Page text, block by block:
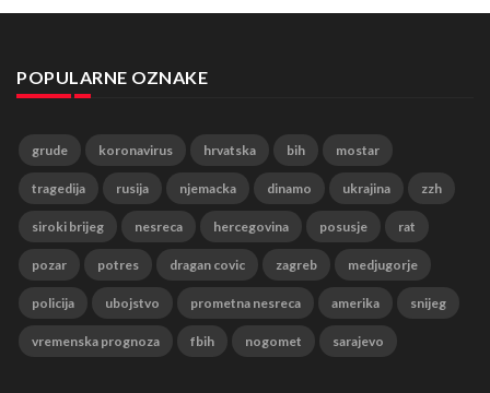
POPULARNE OZNAKE
grude koronavirus hrvatska bih mostar
tragedija rusija njemacka dinamo ukrajina zzh
siroki brijeg nesreca hercegovina posusje rat
pozar potres dragan covic zagreb medjugorje
policija ubojstvo prometna nesreca amerika snijeg
vremenska prognoza fbih nogomet sarajevo